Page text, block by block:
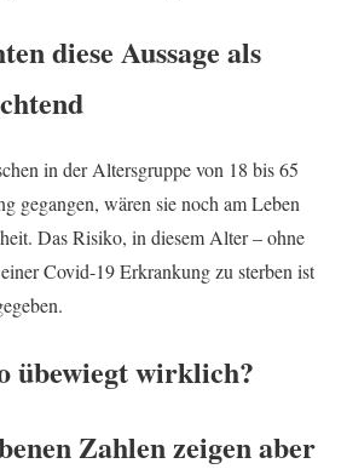
diese Aussage als
in der Altersgruppe von 18 bis 65
gegangen, wären sie noch am Leben
Das Risiko, in diesem Alter – ohne
Covid-19 Erkrankung zu sterben ist
übewiegt wirklich?
Zahlen zeigen aber